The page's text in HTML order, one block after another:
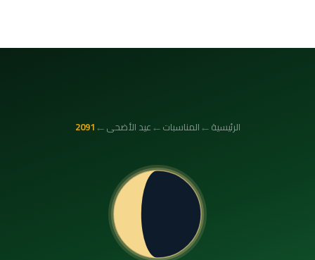
الرئيسية←المناسبات←عيد الأضحى←
2091